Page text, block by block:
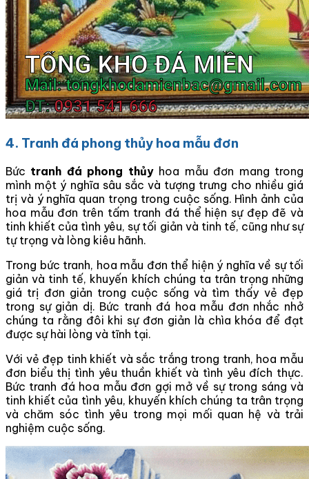
4. Tranh đá phong thủy hoa mẫu đơn
Bức tranh đá phong thủy hoa mẫu đơn mang trong
mình một ý nghĩa sâu sắc và tượng trưng cho nhiều giá
trị và ý nghĩa quan trọng trong cuộc sống. Hình ảnh của
hoa mẫu đơn trên tấm tranh đá thể hiện sự đẹp đẽ và
tinh khiết của tình yêu, sự tối giản và tinh tế, cũng như sự
tự trọng và lòng kiêu hãnh.
Trong bức tranh, hoa mẫu đơn thể hiện ý nghĩa về sự tối
giản và tinh tế, khuyến khích chúng ta trân trọng những
giá trị đơn giản trong cuộc sống và tìm thấy vẻ đẹp
trong sự giản dị. Bức tranh đá hoa mẫu đơn nhắc nhở
chúng ta rằng đôi khi sự đơn giản là chìa khóa để đạt
được sự hài lòng và tĩnh tại.
Với vẻ đẹp tinh khiết và sắc trắng trong tranh, hoa mẫu
đơn biểu thị tình yêu thuần khiết và tình yêu đích thực.
Bức tranh đá hoa mẫu đơn gợi mở về sự trong sáng và
tinh khiết của tình yêu, khuyến khích chúng ta trân trọng
và chăm sóc tình yêu trong mọi mối quan hệ và trải
nghiệm cuộc sống.